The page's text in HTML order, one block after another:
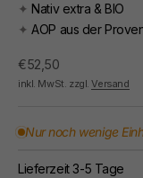
✦ Nativ extra & BIO
✦ AOP aus der
Angebot
€52,50
inkl. MwSt. zzgl.Versand
Nur noch wenige
Lieferzeit 3-5 Tage